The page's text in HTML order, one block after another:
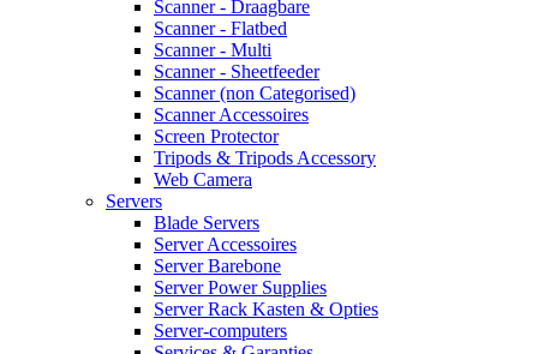
Scanner - Draagbare
Scanner - Flatbed
Scanner - Multi
Scanner - Sheetfeeder
Scanner (non Categorised)
Scanner Accessoires
Screen Protector
Tripods & Tripods Accessory
Web Camera
Servers
Blade Servers
Server Accessoires
Server Barebone
Server Power Supplies
Server Rack Kasten & Opties
Server-computers